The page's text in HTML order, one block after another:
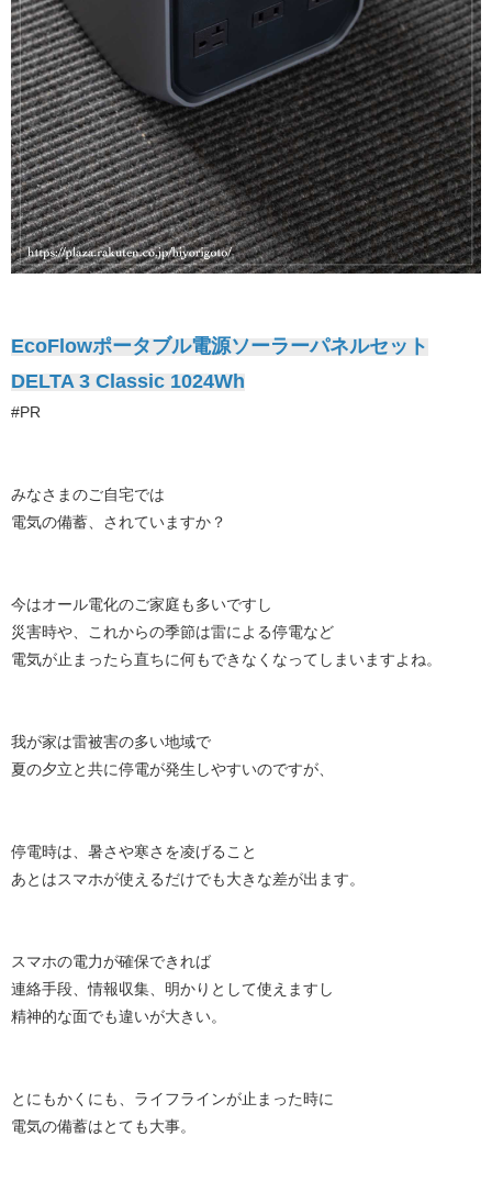
EcoFlowポータブル電源ソーラーパネルセット
DELTA 3 Classic 1024Wh
#PR
みなさまのご自宅では
電気の備蓄、されていますか？
今はオール電化のご家庭も多いですし
災害時や、これからの季節は雷による停電など
電気が止まったら直ちに何もできなくなってしまいますよね。
我が家は雷被害の多い地域で
夏の夕立と共に停電が発生しやすいのですが、
停電時は、暑さや寒さを凌げること
あとはスマホが使えるだけでも大きな差が出ます。
スマホの電力が確保できれば
連絡手段、情報収集、明かりとして使えますし
精神的な面でも違いが大きい。
とにもかくにも、ライフラインが止まった時に
電気の備蓄はとても大事。